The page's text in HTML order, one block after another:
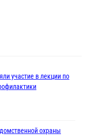
участие в лекции по
охраны